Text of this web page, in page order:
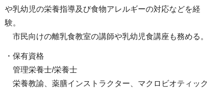
や乳幼児の栄養指導及び食物アレルギーの対応などを経
験。
市民向けの離乳食教室の講師や乳幼児食講座も務める。
・保有資格
管理栄養士/栄養士
栄養教諭、薬膳インストラクター、マクロビオティック